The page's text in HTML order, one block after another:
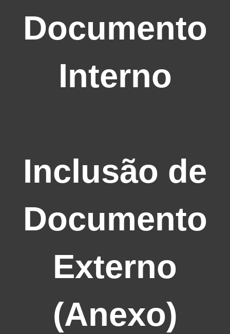
Documento
Interno
Inclusão de
Documento
Externo
(Anexo)